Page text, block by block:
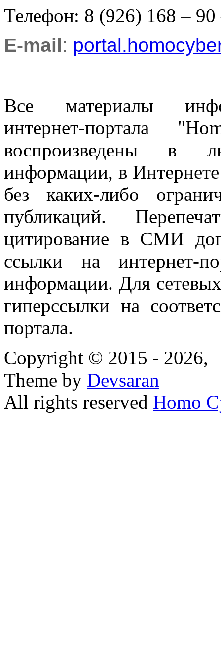
Телефон: 8 (926) 168 – 90
E-mail:
Все материалы
интернет-портала
воспроизведены в
информации, в
без каких-либо
публикаций.
цитирование в СМИ
ссылки на интернет-
информации. Для
гиперссылки на
портала.
Copyright © 2015 - 2026,
Theme by Devsaran
All rights reserved Homo